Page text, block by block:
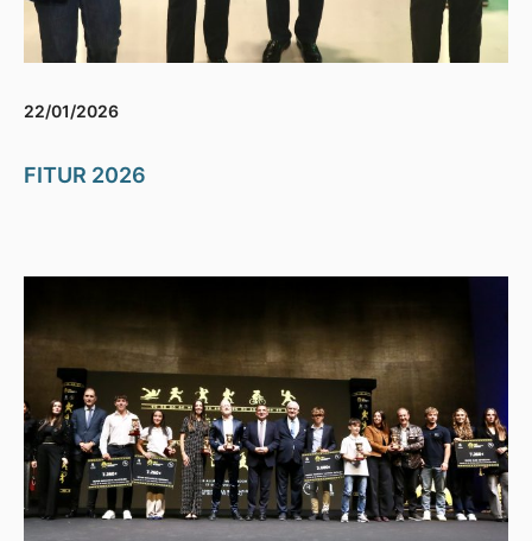
22/01/2026
FITUR 2026